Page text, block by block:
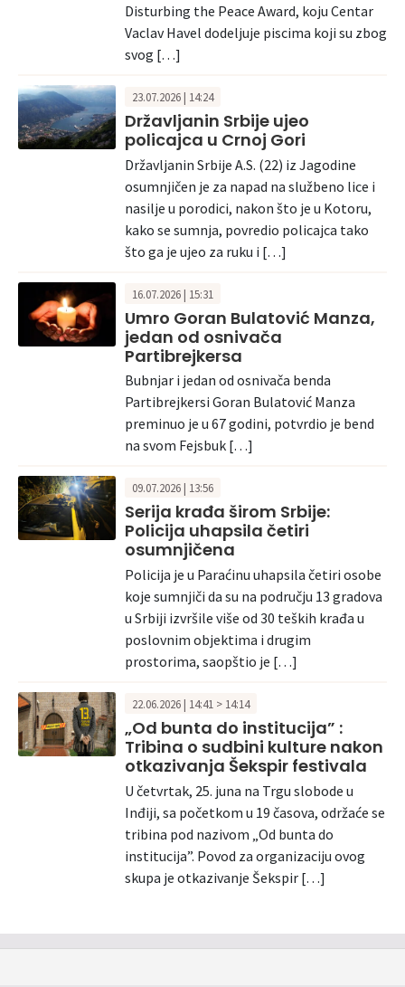
Disturbing the Peace Award, koju Centar
Vaclav Havel dodeljuje piscima koji su zbog
svog […]
23.07.2026 | 14:24
Državljanin Srbije ujeo
policajca u Crnoj Gori
Državljanin Srbije A.S. (22) iz Jagodine
osumnjičen je za napad na službeno lice i
nasilje u porodici, nakon što je u Kotoru,
kako se sumnja, povredio policajca tako
što ga je ujeo za ruku i […]
16.07.2026 | 15:31
Umro Goran Bulatović Manza,
jedan od osnivača
Partibrejkersa
Bubnjar i jedan od osnivača benda
Partibrejkersi Goran Bulatović Manza
preminuo je u 67 godini, potvrdio je bend
na svom Fejsbuk […]
09.07.2026 | 13:56
Serija krađa širom Srbije:
Policija uhapsila četiri
osumnjičena
Policija je u Paraćinu uhapsila četiri osobe
koje sumnjiči da su na području 13 gradova
u Srbiji izvršile više od 30 teških krađa u
poslovnim objektima i drugim
prostorima, saopštio je […]
22.06.2026 | 14:41 > 14:14
„Od bunta do institucija” :
Tribina o sudbini kulture nakon
otkazivanja Šekspir festivala
U četvrtak, 25. juna na Trgu slobode u
Inđiji, sa početkom u 19 časova, održaće se
tribina pod nazivom „Od bunta do
institucija”. Povod za organizaciju ovog
skupa je otkazivanje Šekspir […]